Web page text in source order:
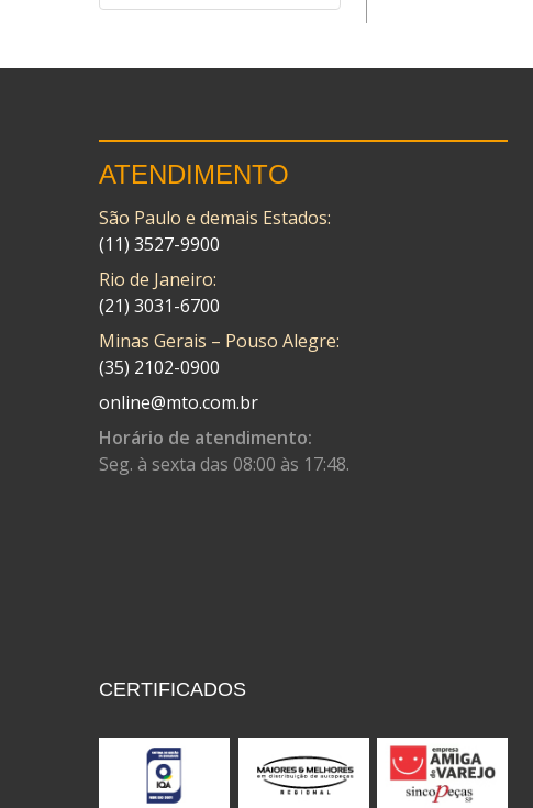
AURORENSE (143)
CAWU (10)
CISER
CMP (10)
COMETA
CONTROL FLEX (92)
CPL IMPORT
DANIDREA (160)
DIVERSOS
DOMINATOR (64)
ATENDIMENTO
São Paulo e demais Estados:
(11) 3527-9900
Rio de Janeiro:
(21) 3031-6700
Minas Gerais – Pouso Alegre:
(35) 2102-0900
online@mto.com.br
Horário de atendimento:
Seg. à sexta das 08:00 às 17:48.
CERTIFICADOS